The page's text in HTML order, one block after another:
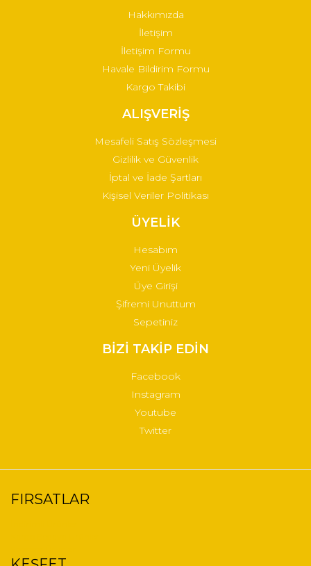
Hakkımızda
İletişim
İletişim Formu
Havale Bildirim Formu
Kargo Takibi
ALIŞVERİŞ
Mesafeli Satış Sözleşmesi
Gizlilik ve Güvenlik
İptal ve İade Şartları
Kişisel Veriler Politikası
ÜYELİK
Hesabım
Yeni Üyelik
Üye Girişi
Şifremi Unuttum
Sepetiniz
BİZİ TAKİP EDİN
Facebook
Instagram
Youtube
Twitter
FIRSATLAR